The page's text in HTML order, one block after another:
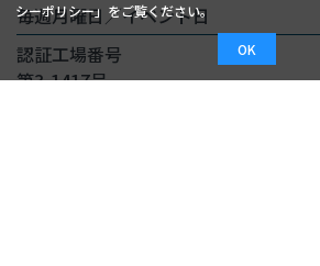
毎週月曜日／イベント日
認証工場番号
第3-1417号
シーポリシー」をご覧ください。
OK